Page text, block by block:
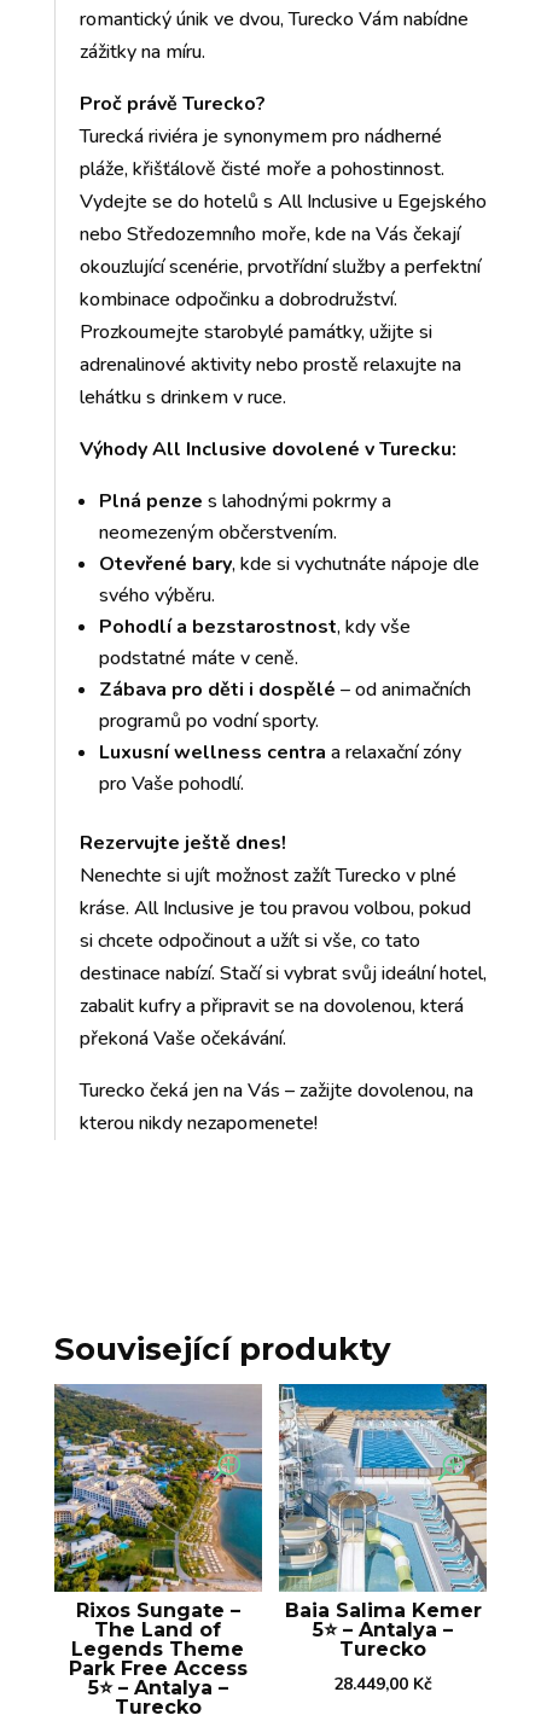
romantický únik ve dvou, Turecko Vám nabídne
zážitky na míru.
Proč právě Turecko?
Turecká riviéra je synonymem pro nádherné
pláže, křišťálově čisté moře a pohostinnost.
Vydejte se do hotelů s All Inclusive u Egejského
nebo Středozemního moře, kde na Vás čekají
okouzlující scenérie, prvotřídní služby a perfektní
kombinace odpočinku a dobrodružství.
Prozkoumejte starobylé památky, užijte si
adrenalinové aktivity nebo prostě relaxujte na
lehátku s drinkem v ruce.
Výhody All Inclusive dovolené v Turecku:
Plná penze s lahodnými pokrmy a
neomezeným občerstvením.
Otevřené bary, kde si vychutnáte nápoje dle
svého výběru.
Pohodlí a bezstarostnost, kdy vše
podstatné máte v ceně.
Zábava pro děti i dospělé – od animačních
programů po vodní sporty.
Luxusní wellness centra a relaxační zóny
pro Vaše pohodlí.
Rezervujte ještě dnes!
Nenechte si ujít možnost zažít Turecko v plné
kráse. All Inclusive je tou pravou volbou, pokud
si chcete odpočinout a užít si vše, co tato
destinace nabízí. Stačí si vybrat svůj ideální hotel,
zabalit kufry a připravit se na dovolenou, která
překoná Vaše očekávání.
Turecko čeká jen na Vás – zažijte dovolenou, na
kterou nikdy nezapomenete!
Související produkty
Rixos Sungate –
The Land of
Legends Theme
Park Free Access
5⭐️ – Antalya –
Turecko
Baia Salima Kemer
5⭐️ – Antalya –
Turecko
28.449,00 Kč